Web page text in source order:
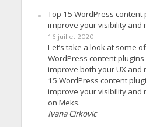
Top 15 WordPress content
improve your visibility and
16 juillet 2020
Let’s take a look at some
WordPress content
improve both your UX and
15 WordPress content
improve your visibility and
on Meks.
Ivana Cirkovic